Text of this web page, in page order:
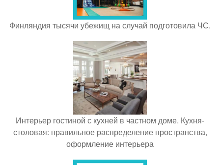
Финляндия тысячи убежищ на случай подготовила ЧС.
Интерьер гостиной с кухней в частном доме. Кухня-
столовая: правильное распределение пространства,
оформление интерьера